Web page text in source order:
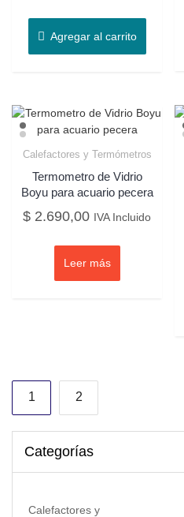
Agregar al carrito
Calefactores y Termómetros
Termometro de Vidrio
Boyu para acuario pecera
$ 2.690,00 IVA Incluido
Leer más
1 2
Categorías